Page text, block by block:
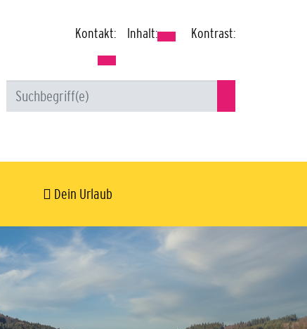
Kontakt: Inhalt: Kontrast:
Dein Urlaub